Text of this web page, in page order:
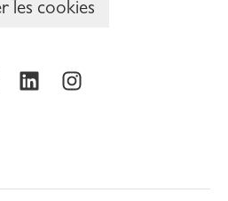
les cookies